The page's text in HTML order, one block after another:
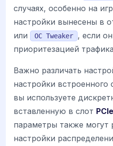
случаях, особенно на
настройки вынесены в
или OC Tweaker
, если
приоритезацией
Важно различать
настройки встроенного
вы используете
вставленную в слот PCIe
параметры также могут
настройки